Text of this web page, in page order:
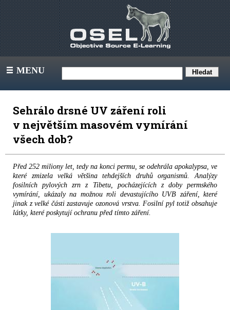
III MENU
Sehrálo drsné UV záření roli
v největším masovém vymírání
všech dob?
Před 252 miliony let, tedy na konci permu, se odehrála apokalypsa, ve
které zmizela velká většina tehdejších druhů organismů. Analýzy
fosilních pylových zrn z Tibetu, pocházejících z doby permského
vymírání, ukázaly na možnou roli devastujícího UVB záření, které
jinak z velké části zastavuje ozonová vrstva. Fosilní pyl totiž obsahuje
látky, které poskytují ochranu před tímto záření.